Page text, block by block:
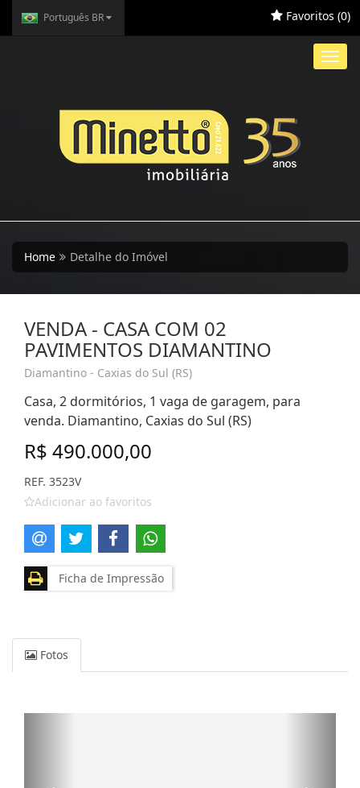
Português BR Favoritos (0)
Home Detalhe do Imóvel
VENDA - CASA COM 02
PAVIMENTOS DIAMANTINO
Diamantino - Caxias do Sul (RS)
Casa, 2 dormitórios, 1 vaga de garagem, para
venda. Diamantino, Caxias do Sul (RS)
R$ 490.000,00
REF. 3523V
Adicionar ao favoritos
Ficha de Impressão
Fotos